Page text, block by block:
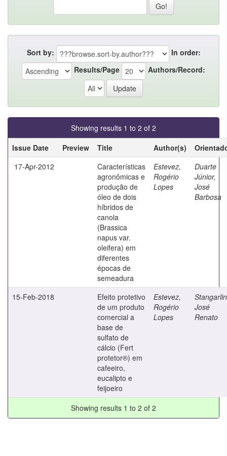
Sort by:
In order:
Results/Page
Authors/Record:
Showing results 1 to 2 of 2
Issue Date
Preview Title Author(s)
17-Apr-2012
Características
agronômicas e
produção de
óleo de dois
híbridos de
canola
(Brassica
napus var.
oleifera) em
diferentes
épocas de
semeadura
Estevez,
Rogério
Lopes
Duarte
Júnior,
José
Barbosa
15-Feb-2018
Efeito protetivo
de um produto
comercial a
base de
sulfato de
cálcio (Fert
protetor®) em
cafeeiro,
eucalipto e
feijoeiro
Estevez,
Rogério
Lopes
José
Renato
Showing results 1 to 2 of 2